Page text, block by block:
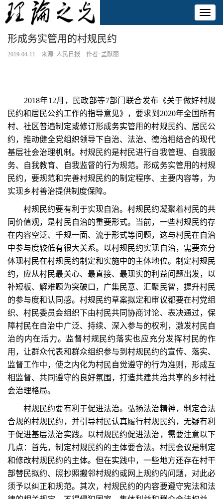
形成务实管用的村规民约
2019-04-11 来源: 人民日报 作者: 孟献丽
2018年12月，民政部等7部门联合发布《关于做好村规
民约和居民公约工作的指导意见》，要求到2020年全国所有
村、社区普遍制定或修订形成务实管用的村规民约、居民公
约，推动健全党组织领导下自治、法治、德治相结合的现代
基层社会治理机制。村规民约是村民进行自我管理、自我服
务、自我教育、自我监督的行为规范。形成务实管用的村规
民约，要规范和完善村规民约的制定程序、主要内容等，为
实现乡村善治提供制度保障。
村规民约要有利于实现自治。村规民约凝聚着村民的共
同价值观，是村民自治的重要形式。当前，一些村规民约存
在内容空泛、千规一面、流于形式等问题，这与村民在自治
中参与度较低有很大关系。以村规民约实现自治，需要充分
体现村民在村规民约制定和实施中的主体地位。制定村规民
约，应从村民最关心、最直接、最现实的利益问题出发，以
补短板、解难题为突破口，广集民意、汇聚民智，提升村民
的参与度和认同感。村规民约草案拟定和审议都要在村党组
织、村民委员会组织下由村民共同协商讨论、表决通过，保
障村民在自治中广泛、持续、深入参与的权利，激发村民自
治的内在活力。监督村规民约落实也应充分发挥村民的作
用，让群众代表和群众组织参与到村规民约的宣传、落实、
监督工作中，使之内化为村民自觉遵守的行为准则，形成互
相监督、共同遵守的良好氛围，打造共建共治共享的乡村社
会治理格局。
村规民约要有利于促进法治。弘扬法治精神，制定合法
合规的村规民约，并引导村民认真履行村规民约，无疑有利
于促进基层法治实践。以村规民约促进法治，需要注意以下
几点：首先，制定村规民约的主体要合法。村民会议是制定
和修改村规民约的主体。但在实践中，一些地方还存在村干
部替民拟约、照抄照搬邻村规约或网上规约的问题，对此必
须予以纠正和规范。其次，村规民约的内容要遵守宪法和法